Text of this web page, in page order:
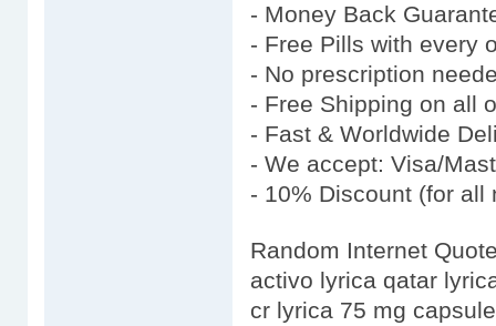
- Money Back
- Free Pills with every
- No prescription
- Free Shipping on all
- Fast & Worldwide
- We accept: Visa/
- 10% Discount (for all
Random Internet
activo lyrica qatar
cr lyrica 75 mg